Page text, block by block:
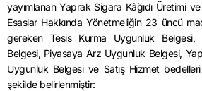
yayımlanan Yaprak Sigara Kâğıdı Üretimi
Esaslar Hakkında Yönetmeliğin 23 üncü
gereken Tesis Kurma Uygunluk Belgesi,
Belgesi, Piyasaya Arz Uygunluk Belgesi,
Uygunluk Belgesi ve Satış Hizmet
şekilde belirlenmiştir: